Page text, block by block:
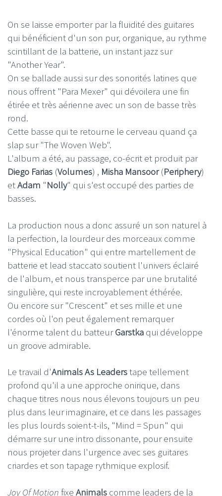
On se laisse emporter par la fluidité des guitares
qui bénéficient d'un son pur, organique, au rythme
scintillant de la batterie, un instant jazz sur
"Another Year".
On se ballade aussi sur des sonorités latines que
nous offrent "Para Mexer" qui dévoilera une fin
étirée et très aérienne avec un son de basse très
rond.
Cette basse qui te retourne le cerveau quand ça
slap sur "The Woven Web".
L'album a été, au passage, co-écrit et produit par
Diego Farias (Volumes) , Misha Mansoor(Periphery)
etAdam "Nolly" qui s'est occupé des parties de
basses.
La production nous a donc assuré un son naturel à
la perfection, la lourdeur des morceaux comme
"Physical Education" qui entre martellement de
batterie et lead staccato soutient l'univers éclairé
de l'album, et nous transperce par une brutalité
singulière, qui reste incroyablement éthérée.
Ou encore sur "Crescent" et ses mille et une
cordes où l'on peut également remarquer
l'énorme talent du batteurGarstka qui développe
un groove admirable.
Le travail d'Animals As Leaderstape tellement
profond qu'il a une approche onirique, dans
chaque titres nous nous élevons toujours un peu
plus dans leur imaginaire, et ce dans les passages
les plus lourds soient-t-ils, "Mind = Spun" qui
démarre sur une intro dissonante, pour ensuite
nous projeter dans l'urgence avec ses guitares
criardes et son tapage rythmique explosif.
Joy Of Motion fixe Animals comme leaders de la